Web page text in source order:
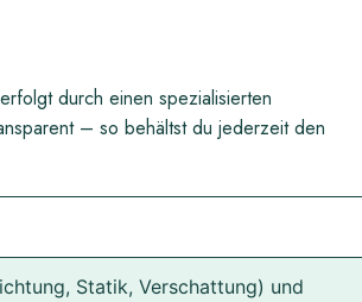
durch einen spezialisierten
– so behältst du jederzeit den
Statik, Verschattung) und